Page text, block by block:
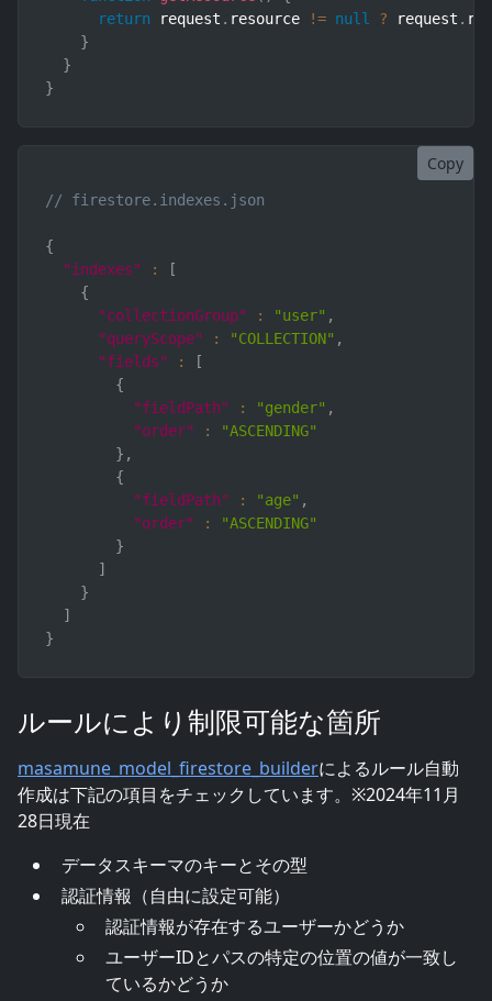
return request . resource != null ? request .
}
}
}
Copy
// firestore.indexes.json
{
"indexes"
:
[
{
"collectionGroup"
: "user" ,
"queryScope"
: "COLLECTION" ,
"fields"
:
[
{
"fieldPath"
: "gender" ,
"order"
:
"ASCENDING"
} ,
{
"fieldPath"
: "age" ,
"order"
:
"ASCENDING"
}
]
}
]
}
ルールにより制限可能な箇所
masamune_model_firestore_builderによるルール自動
作成は下記の項目をチェックしています。※2024年11月
28日現在
データスキーマのキーとその型
認証情報（自由に設定可能）
認証情報が存在するユーザーかどうか
ユーザーIDとパスの特定の位置の値が一致し
ているかどうか